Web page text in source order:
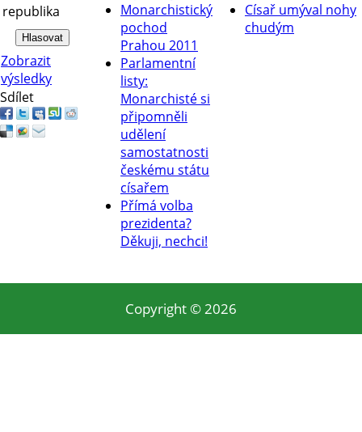
republika
Zobrazit
výsledky
Sdílet
Monarchistický
pochod
Prahou 2011
Parlamentní
listy:
Monarchisté si
připomněli
udělení
samostatnosti
českému státu
císařem
Přímá volba
prezidenta?
Děkuji, nechci!
Císař umýval nohy
chudým
Copyright © 2026